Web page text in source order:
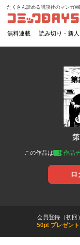
コミックDAYS
たくさん読める講談社のマンガ
無料連載 読み切り・新人
この作品は 作品
ロ
会員登録（初回
50pt プレゼント